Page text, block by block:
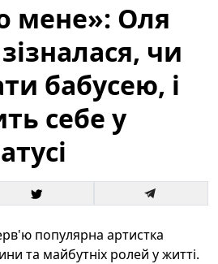
мене»: Оля
чи
бабусею, і
себе у
популярна артистка
та майбутніх ролей у житті.